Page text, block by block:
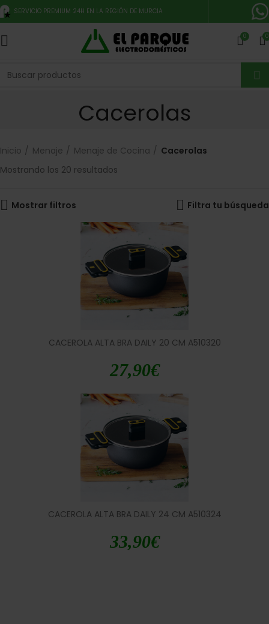
SERVICIO PREMIUM 24H EN LA REGIÓN DE MURCIA
0 0
Cacerolas
Inicio Menaje Menaje de Cocina
Cacerolas
Mostrando los 20 resultados
Mostrar filtros Filtra tu búsqueda
CACEROLA ALTA BRA DAILY 20 CM A510320
27,90€
CACEROLA ALTA BRA DAILY 24 CM A510324
33,90€